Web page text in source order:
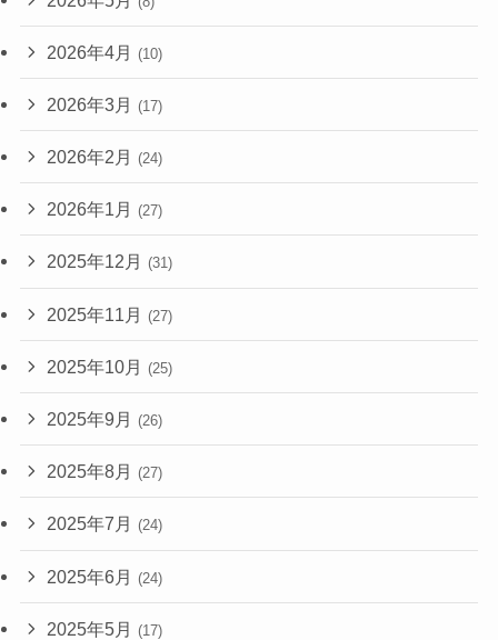
2026年4月 (10)
2026年3月 (17)
2026年2月 (24)
2026年1月 (27)
2025年12月 (31)
2025年11月 (27)
2025年10月 (25)
2025年9月 (26)
2025年8月 (27)
2025年7月 (24)
2025年6月 (24)
2025年5月 (17)